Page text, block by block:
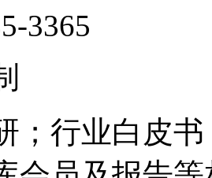
3365
；行业白皮